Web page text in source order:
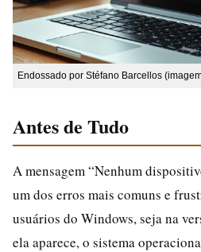
Endossado por Stéfano Barcellos
Antes de Tudo
A mensagem “Nenhum
um dos erros mais comuns e
usuários do Windows, seja na
ela aparece, o sistema